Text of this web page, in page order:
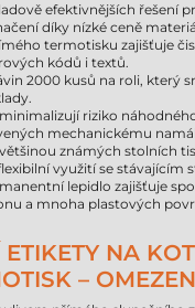
efektivnějších řešení
díky nízké ceně
termotisku zajišťuje
kódů i textů.
2000 kusů na roli, který
riziko
mechanickému
známých stolních
využití se stávajícím
lepidlo zajišťuje
a mnoha plastových
NA
–